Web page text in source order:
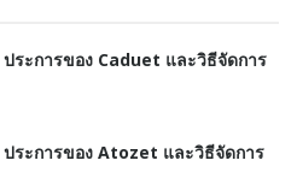
ประการของ Caduet และวิธีจัดการ
ประการของ Atozet และวิธีจัดการ